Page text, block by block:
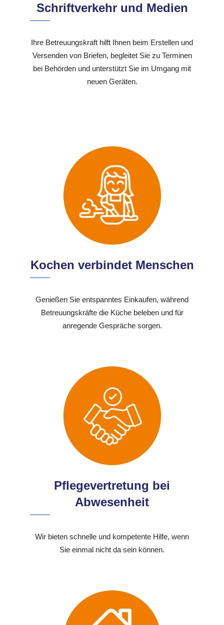
Schriftverkehr und Medien
Ihre Betreuungskraft hilft Ihnen beim Erstellen und
Versenden von Briefen, begleitet Sie zu Terminen
bei Behörden und unterstützt Sie im Umgang mit
neuen Geräten.
Kochen verbindet Menschen
Genießen Sie entspanntes Einkaufen, während
Betreuungskräfte die Küche beleben und für
anregende Gespräche sorgen.
Pflegevertretung bei
Abwesenheit
Wir bieten schnelle und kompetente Hilfe, wenn
Sie einmal nicht da sein können.